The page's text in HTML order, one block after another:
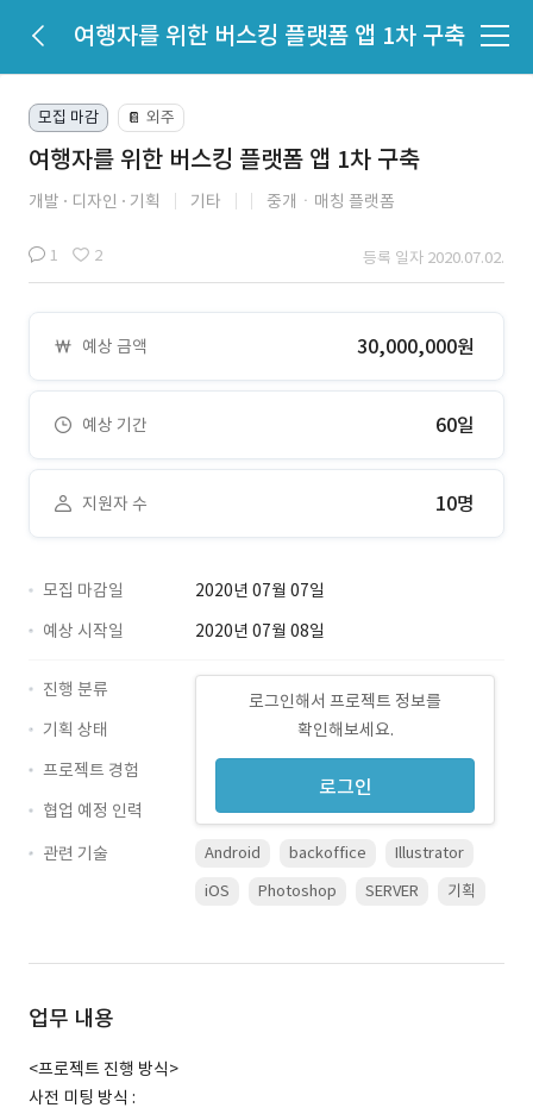
여행자를 위한 버스킹 플랫폼 앱 1차 구축
모집 마감 📔 외주
여행자를 위한 버스킹 플랫폼 앱 1차 구축
개발 디자인 기획 기타 중개ㆍ매칭 플랫폼
1 2 등록 일자 2020.07.02.
예상 금액 30,000,000원
예상 기간 60일
지원자 수 10명
모집 마감일
2020년 07월 07일
예상 시작일
2020년 07월 08일
로그인해서 프로젝트 정보를
확인해보세요.
로그인
진행 분류
기획 상태
프로젝트 경험
협업 예정 인력
관련 기술
Android backoffice
Illustrator
iOS
Photoshop SERVER 기획
업무 내용
<프로젝트 진행 방식>
사전 미팅 방식 :